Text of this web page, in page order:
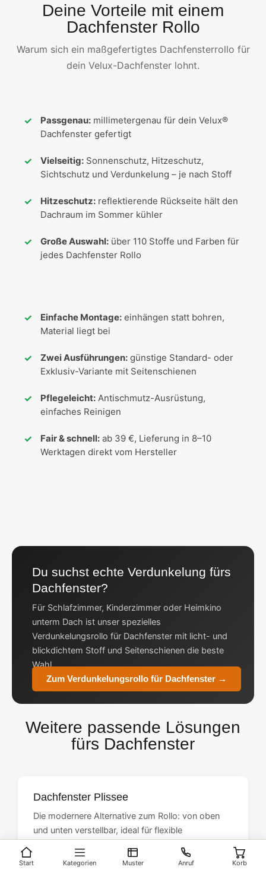
Deine Vorteile mit einem
Dachfenster Rollo
Warum sich ein maßgefertigtes Dachfensterrollo für
dein Velux-Dachfenster lohnt.
Passgenau: millimetergenau für dein Velux®
Dachfenster gefertigt
Vielseitig: Sonnenschutz, Hitzeschutz,
Sichtschutz und Verdunkelung – je nach Stoff
Hitzeschutz: reflektierende Rückseite hält den
Dachraum im Sommer kühler
Große Auswahl: über 110 Stoffe und Farben für
jedes Dachfenster Rollo
Einfache Montage: einhängen statt bohren,
Material liegt bei
Zwei Ausführungen: günstige Standard- oder
Exklusiv-Variante mit Seitenschienen
Pflegeleicht: Antischmutz-Ausrüstung,
einfaches Reinigen
Fair & schnell: ab 39 €, Lieferung in 8–10
Werktagen direkt vom Hersteller
Du suchst echte Verdunkelung fürs
Dachfenster?
Für Schlafzimmer, Kinderzimmer oder Heimkino
unterm Dach ist unser spezielles
Verdunkelungsrollo für Dachfenster mit licht- und
blickdichtem Stoff und Seitenschienen die beste
Wahl.
Zum Verdunkelungsrollo für Dachfenster →
Weitere passende Lösungen
fürs Dachfenster
Dachfenster Plissee
Die modernere Alternative zum Rollo: von oben
und unten verstellbar, ideal für flexible
Start Kategorien Muster Anruf Korb